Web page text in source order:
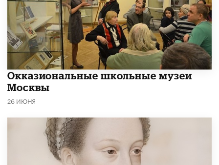
​Окказиональные школьные музеи
Москвы
26 ИЮНЯ